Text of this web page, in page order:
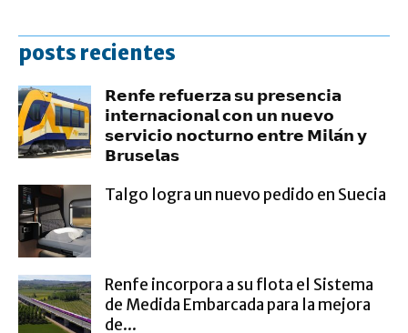
posts recientes
𝗥𝗲𝗻𝗳𝗲 𝗿𝗲𝗳𝘂𝗲𝗿𝘇𝗮 𝘀𝘂 𝗽𝗿𝗲𝘀𝗲𝗻𝗰𝗶𝗮
𝗶𝗻𝘁𝗲𝗿𝗻𝗮𝗰𝗶𝗼𝗻𝗮𝗹 𝗰𝗼𝗻 𝘂𝗻 𝗻𝘂𝗲𝘃𝗼
𝘀𝗲𝗿𝘃𝗶𝗰𝗶𝗼 𝗻𝗼𝗰𝘁𝘂𝗿𝗻𝗼 𝗲𝗻𝘁𝗿𝗲 𝗠𝗶𝗹𝗮́𝗻 𝘆
𝗕𝗿𝘂𝘀𝗲𝗹𝗮𝘀
Talgo logra un nuevo pedido en Suecia
Renfe incorpora a su flota el Sistema
de Medida Embarcada para la mejora
de...